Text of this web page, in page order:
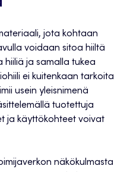
jota kohtaan
voidaan sitoa hiiltä
hiiliä ja samalla tukea
ei kuitenkaan tarkoita
usein yleisnimenä
tuotettuja
ja käyttökohteet voivat
näkökulmasta